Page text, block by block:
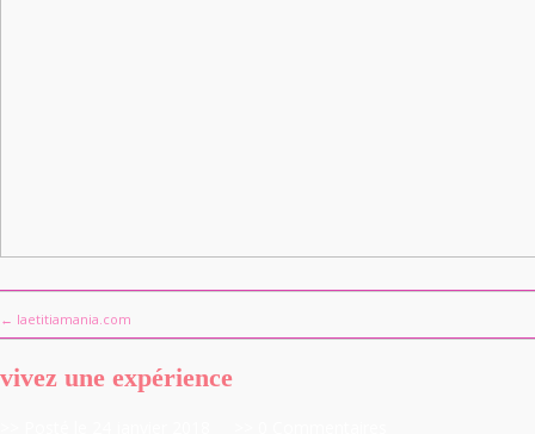
← laetitiamania.com
vivez une expérience